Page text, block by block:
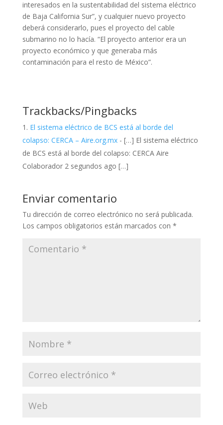
interesados en la sustentabilidad del sistema eléctrico
de Baja California Sur”, y cualquier nuevo proyecto
deberá considerarlo, pues el proyecto del cable
submarino no lo hacía. “El proyecto anterior era un
proyecto económico y que generaba más
contaminación para el resto de México”.
Trackbacks/Pingbacks
El sistema eléctrico de BCS está al borde del
colapso: CERCA – Aire.org.mx- […] El sistema eléctrico
de BCS está al borde del colapso: CERCA Aire
Colaborador 2 segundos ago […]
Enviar comentario
Tu dirección de correo electrónico no será publicada.
Los campos obligatorios están marcados con *